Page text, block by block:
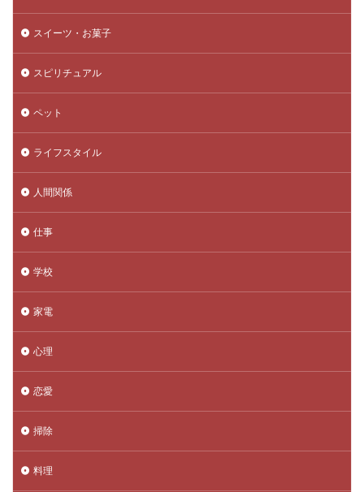
スイーツ・お菓子
スピリチュアル
ペット
ライフスタイル
人間関係
仕事
学校
家電
心理
恋愛
掃除
料理